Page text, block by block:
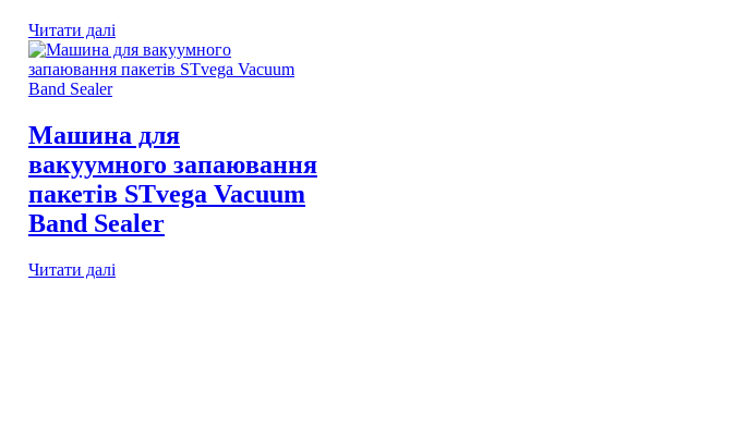
Читати далі
Машина для
вакуумного запаювання
пакетів STvega Vacuum
Band Sealer
Читати далі